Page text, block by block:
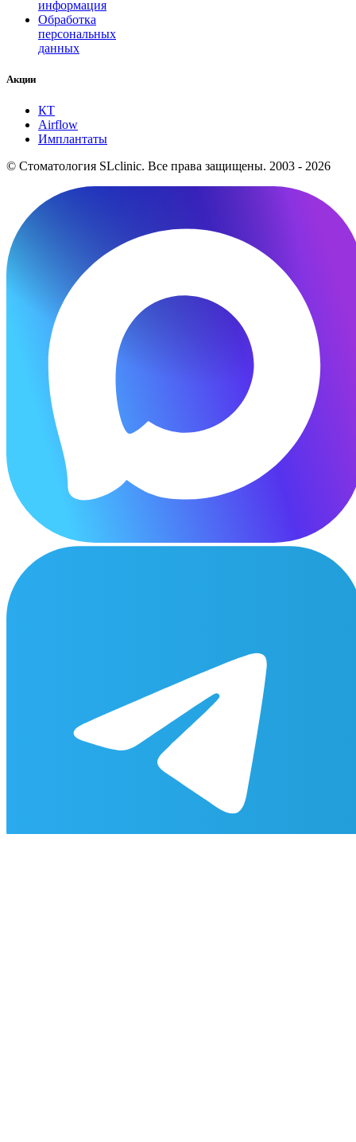
информация
Обработка
персональных
данных
Акции
КТ
Airflow
Имплантаты
© Стоматология SLclinic. Все права защищены. 2003 - 2026